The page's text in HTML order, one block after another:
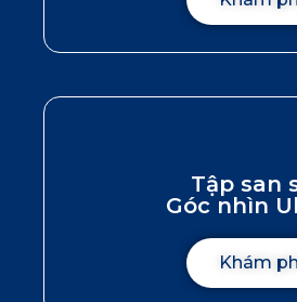
Tập san
Góc nhìn
Khám